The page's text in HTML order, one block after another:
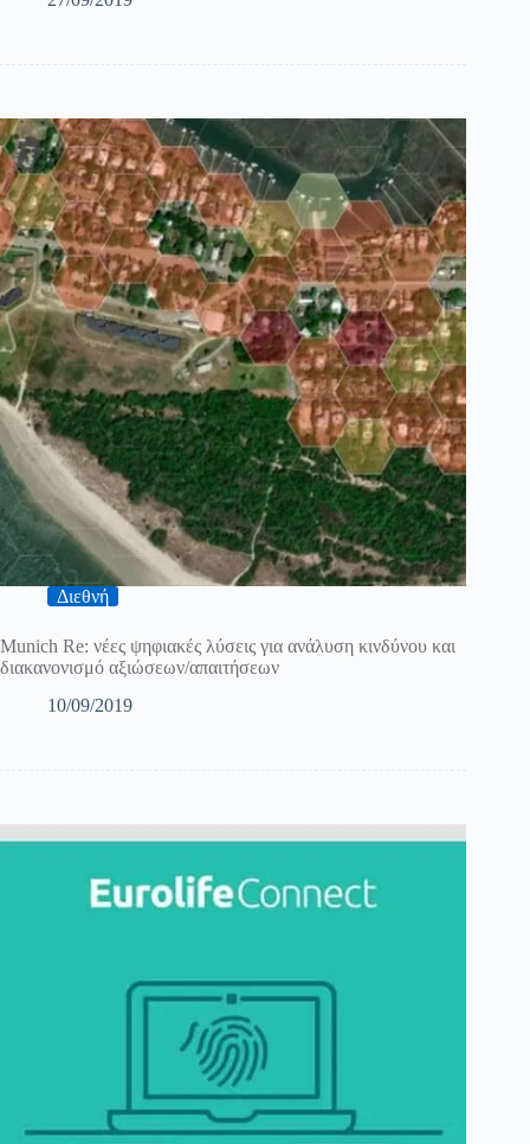
Διεθνή
Munich Re: νέες ψηφιακές λύσεις για ανάλυση κινδύνου και
διακανονισμό αξιώσεων/απαιτήσεων
10/09/2019